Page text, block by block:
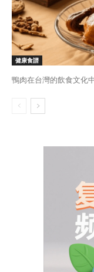
健康食譜
鴨肉在台灣的飲食文化